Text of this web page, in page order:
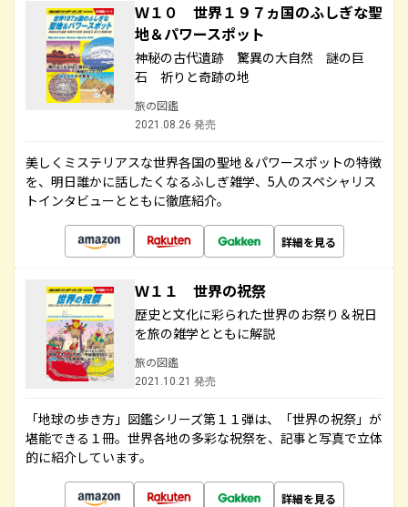
Ｗ１０ 世界１９７ヵ国のふしぎな聖
地＆パワースポット
神秘の古代遺跡 驚異の大自然 謎の巨
石 祈りと奇跡の地
旅の図鑑
2021.08.26 発売
美しくミステリアスな世界各国の聖地＆パワースポットの特徴
を、明日誰かに話したくなるふしぎ雑学、5人のスペシャリス
トインタビューとともに徹底紹介。
詳細を見る
Ｗ１１ 世界の祝祭
歴史と文化に彩られた世界のお祭り＆祝日
を旅の雑学とともに解説
旅の図鑑
2021.10.21 発売
「地球の歩き方」図鑑シリーズ第１１弾は、「世界の祝祭」が
堪能できる１冊。世界各地の多彩な祝祭を、記事と写真で立体
的に紹介しています。
詳細を見る